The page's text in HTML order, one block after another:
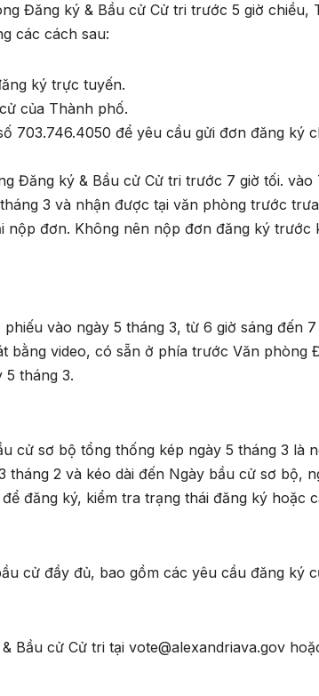
Đăng ký & Bầu cử Cử tri trước 5 giờ chiều,
các cách sau:
ký trực tuyến.
của Thành phố.
703.746.4050 để yêu cầu gửi đơn đăng ký
Đăng ký & Bầu cử Cử tri trước 7 giờ tối. vào
3 và nhận được tại văn phòng trước
nộp đơn. Không nên nộp đơn đăng ký trước
vào ngày 5 tháng 3, từ 6 giờ sáng đến 7
bằng video, có sẵn ở phía trước Văn phòng
5 tháng 3.
cử sơ bộ tổng thống kép ngày 5 tháng 3 là
tháng 2 và kéo dài đến Ngày bầu cử sơ bộ,
đăng ký, kiểm tra trạng thái đăng ký hoặc
cử đầy đủ, bao gồm các yêu cầu đăng ký
Bầu cử Cử tri tại vote@alexandriava.gov